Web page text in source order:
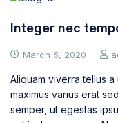
Integer nec
March 5, 2020
Aliquam viverra tellus
maximus varius erat
semper, ut egestas